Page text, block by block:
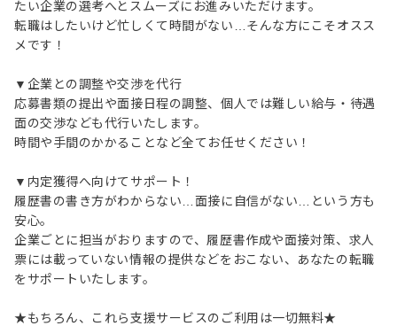
たい企業の選考へとスムーズにお進みいただけます。
転職はしたいけど忙しくて時間がない…そんな方にこそオスス
メです！
▼企業との調整や交渉を代行
応募書類の提出や面接日程の調整、個人では難しい給与・待遇
面の交渉なども代行いたします。
時間や手間のかかることなど全てお任せください！
▼内定獲得へ向けてサポート！
履歴書の書き方がわからない…面接に自信がない…という方も
安心。
企業ごとに担当がおりますので、履歴書作成や面接対策、求人
票には載っていない情報の提供などをおこない、あなたの転職
をサポートいたします。
★もちろん、これら支援サービスのご利用は一切無料★